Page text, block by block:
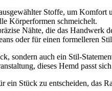
Stoffe, um Komfort
Körperformen schmeichelt.
Nähte, die das Handwerk
oder für einen formelleren
sondern auch ein Stil-
dieses Hemd passt
ein Stück zu entscheiden,